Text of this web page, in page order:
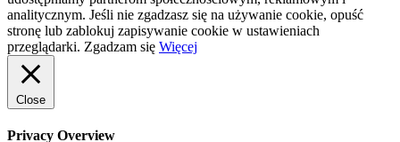
analitycznym. Jeśli nie zgadzasz się na używanie cookie, opuść
stronę lub zablokuj zapisywanie cookie w ustawieniach
przeglądarki. Zgadzam się Więcej
Close
Privacy Overview